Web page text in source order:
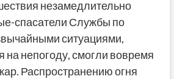
незамедлительно
спасатели Службы по
ситуациями,
на непогоду, смогли вовремя
Распространению огня